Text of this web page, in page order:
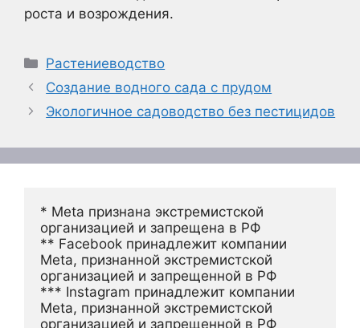
роста и возрождения.
Рубрики
Растениеводство
Создание водного сада с прудом
Экологичное садоводство без пестицидов
* Meta признана экстремистской
организацией и запрещена в РФ
** Facebook принадлежит компании
Meta, признанной экстремистской
организацией и запрещенной в РФ
*** Instagram принадлежит компании
Meta, признанной экстремистской
организацией и запрещенной в РФ